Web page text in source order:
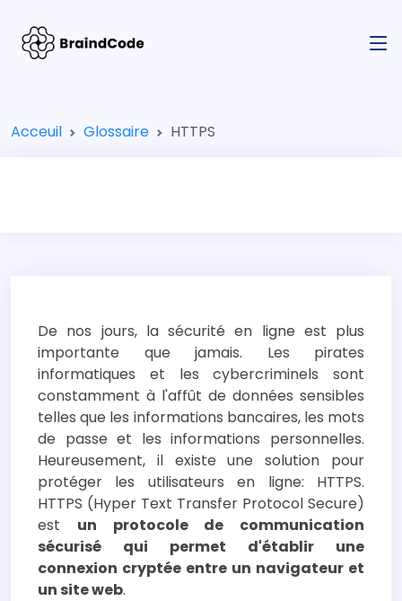
Acceuil Glossaire HTTPS
De nos jours, la sécurité en ligne est plus
importante que jamais. Les pirates
informatiques et les cybercriminels sont
constamment à l'affût de données sensibles
telles que les informations bancaires, les mots
de passe et les informations personnelles.
Heureusement, il existe une solution pour
protéger les utilisateurs en ligne: HTTPS.
HTTPS (Hyper Text Transfer Protocol Secure)
est un protocole de communication
sécurisé qui permet d'établir une
connexion cryptée entre un navigateur et
un site web.